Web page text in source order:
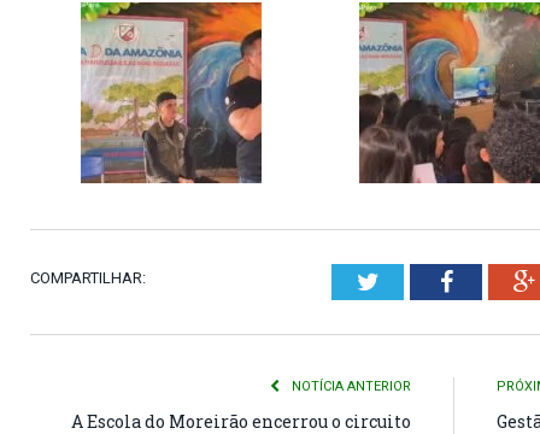
COMPARTILHAR: Twitter
NOTÍCIA ANTERIOR
A Escola do Moreirão encerrou o circuito